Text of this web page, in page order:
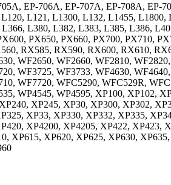
EP-706A, EP-707A, EP-708A,
L121, L1300, L132, L1455,
L380, L382, L383, L385, L386,
PX650, PX660, PX700, PX710,
RX585, RX590, RX600, RX610,
WF2650, WF2660, WF2810,
WF3725, WF3733, WF4630,
WF7720, WFC5290, WFC529R,
WP4545, WP4595, XP100, XP102,
XP245, XP30, XP300, XP302,
XP33, XP330, XP332, XP335,
XP4200, XP4205, XP422,
XP615, XP620, XP625, XP630,